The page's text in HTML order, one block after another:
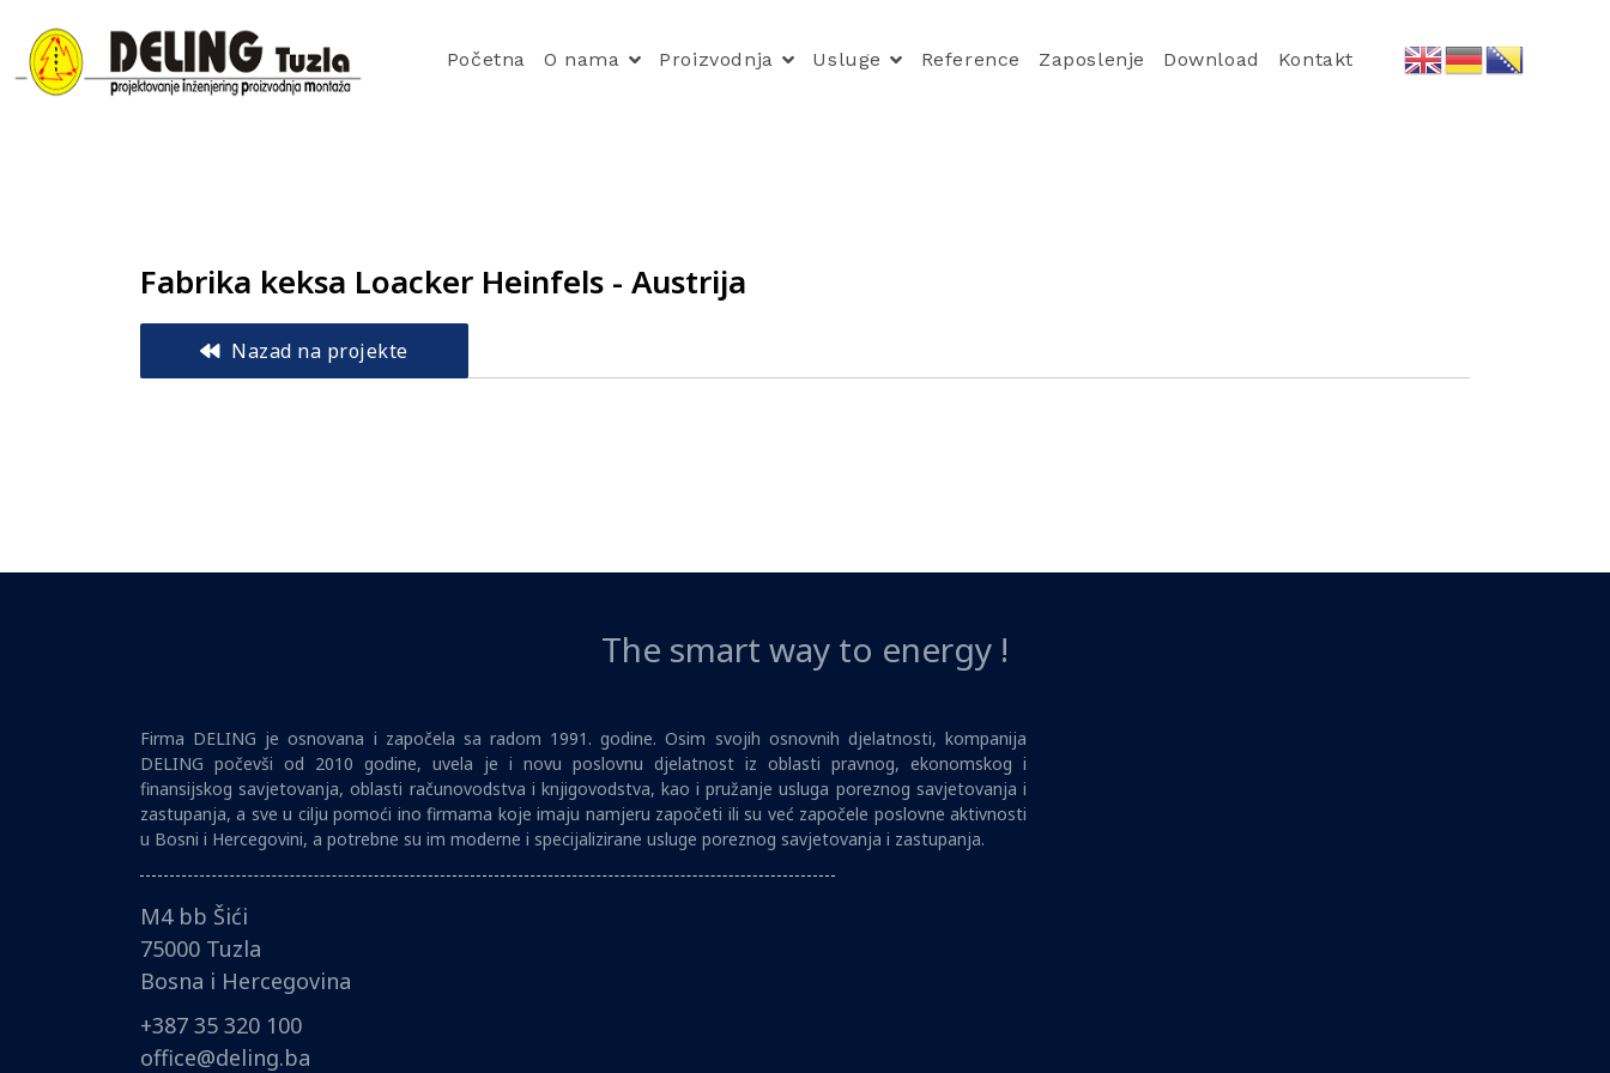
Početna O nama Proizvodnja Usluge Reference Zaposlenje Download Kontakt
Fabrika keksa Loacker Heinfels - Austrija
Nazad na projekte
The smart way to energy !
Firma DELING je osnovana i započela sa radom 1991. godine. Osim svojih osnovnih djelatnosti, kompanija
DELING počevši od 2010 godine, uvela je i novu poslovnu djelatnost iz oblasti pravnog, ekonomskog i
finansijskog savjetovanja, oblasti računovodstva i knjigovodstva, kao i pružanje usluga poreznog savjetovanja i
zastupanja, a sve u cilju pomoći ino firmama koje imaju namjeru započeti ili su već započele poslovne aktivnosti
u Bosni i Hercegovini, a potrebne su im moderne i specijalizirane usluge poreznog savjetovanja i zastupanja.
M4 bb Šići
75000 Tuzla
Bosna i Hercegovina
+387 35 320 100
office@deling.ba